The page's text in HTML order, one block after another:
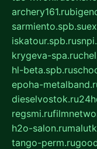
archery161.ru
sarmiento.spb.su
iskatour.spb.ru
krygeva-spa.ru
hl-beta.spb.ru
epoha-
dieselvostok.ru
regsmi.ru
h2o-salon.ru
tango-perm.ru